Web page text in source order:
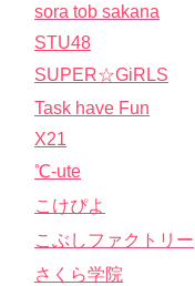
sora tob sakana
STU48
SUPER☆GiRLS
Task have Fun
X21
℃-ute
こけぴよ
こぶしファクトリー
さくら学院